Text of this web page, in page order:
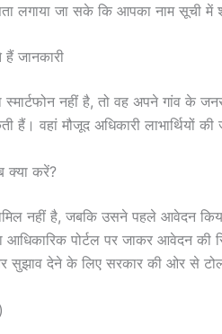
लगाया जा सके कि आपका नाम सूची में
जानकारी
नहीं है, तो वह अपने गांव के
वहां मौजूद अधिकारी लाभार्थियों की
क्या करें?
नहीं है, जबकि उसने पहले आवेदन
आधिकारिक पोर्टल पर जाकर आवेदन
सुझाव देने के लिए सरकार की ओर से